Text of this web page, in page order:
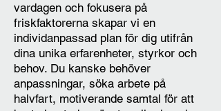
vardagen och fokusera på
friskfaktorerna skapar vi en
individanpassad plan för dig utifrån
dina unika erfarenheter, styrkor och
behov. Du kanske behöver
anpassningar, söka arbete på
halvfart, motiverande samtal för att